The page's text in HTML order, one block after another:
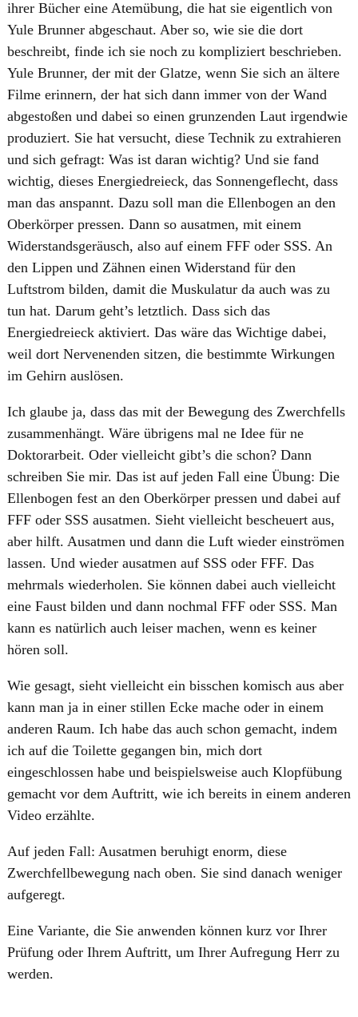
ihrer Bücher eine Atemübung, die hat sie eigentlich von
Yule Brunner abgeschaut. Aber so, wie sie die dort
beschreibt, finde ich sie noch zu kompliziert beschrieben.
Yule Brunner, der mit der Glatze, wenn Sie sich an ältere
Filme erinnern, der hat sich dann immer von der Wand
abgestoßen und dabei so einen grunzenden Laut irgendwie
produziert. Sie hat versucht, diese Technik zu extrahieren
und sich gefragt: Was ist daran wichtig? Und sie fand
wichtig, dieses Energiedreieck, das Sonnengeflecht, dass
man das anspannt. Dazu soll man die Ellenbogen an den
Oberkörper pressen. Dann so ausatmen, mit einem
Widerstandsgeräusch, also auf einem FFF oder SSS. An
den Lippen und Zähnen einen Widerstand für den
Luftstrom bilden, damit die Muskulatur da auch was zu
tun hat. Darum geht’s letztlich. Dass sich das
Energiedreieck aktiviert. Das wäre das Wichtige dabei,
weil dort Nervenenden sitzen, die bestimmte Wirkungen
im Gehirn auslösen.
Ich glaube ja, dass das mit der Bewegung des Zwerchfells
zusammenhängt. Wäre übrigens mal ne Idee für ne
Doktorarbeit. Oder vielleicht gibt’s die schon? Dann
schreiben Sie mir. Das ist auf jeden Fall eine Übung: Die
Ellenbogen fest an den Oberkörper pressen und dabei auf
FFF oder SSS ausatmen. Sieht vielleicht bescheuert aus,
aber hilft. Ausatmen und dann die Luft wieder einströmen
lassen. Und wieder ausatmen auf SSS oder FFF. Das
mehrmals wiederholen. Sie können dabei auch vielleicht
eine Faust bilden und dann nochmal FFF oder SSS. Man
kann es natürlich auch leiser machen, wenn es keiner
hören soll.
Wie gesagt, sieht vielleicht ein bisschen komisch aus aber
kann man ja in einer stillen Ecke mache oder in einem
anderen Raum. Ich habe das auch schon gemacht, indem
ich auf die Toilette gegangen bin, mich dort
eingeschlossen habe und beispielsweise auch Klopfübung
gemacht vor dem Auftritt, wie ich bereits in einem anderen
Video erzählte.
Auf jeden Fall: Ausatmen beruhigt enorm, diese
Zwerchfellbewegung nach oben. Sie sind danach weniger
aufgeregt.
Eine Variante, die Sie anwenden können kurz vor Ihrer
Prüfung oder Ihrem Auftritt, um Ihrer Aufregung Herr zu
werden.